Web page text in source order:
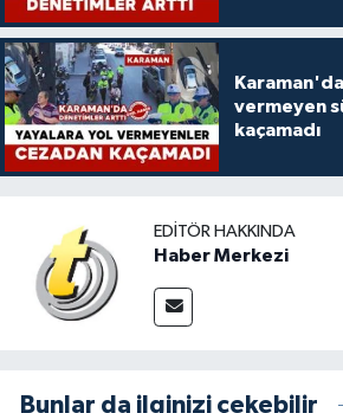
vermeyen
kaçamadı
EDITÖR HAKKINDA
Haber Merkezi
Bunlar da ilginizi çekebilir